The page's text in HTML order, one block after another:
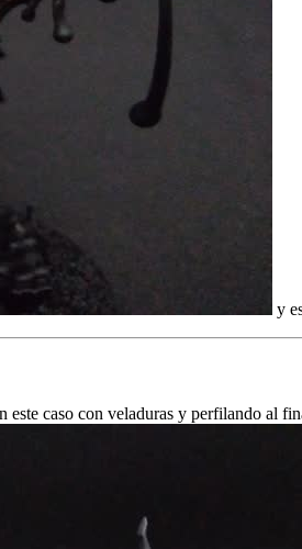
y
caso con veladuras y perfilando al